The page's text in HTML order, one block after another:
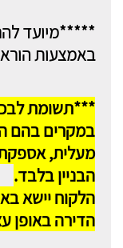
*****מיועד
באמצעות
***תשומת
במקרים בהם
מעלית,
הבניין בלבד.
הלקוח יישא
הדירה באופן